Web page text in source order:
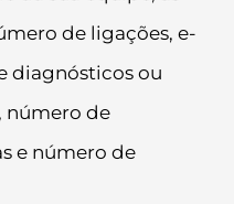
de ligações, e-
diagnósticos ou
número de
e número de